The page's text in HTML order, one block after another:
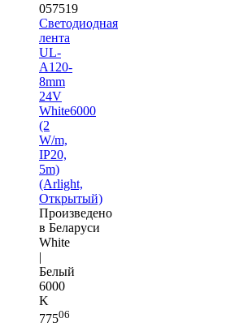
057519
Светодиодная
лента
UL-
A120-
8mm
24V
White6000
(2
W/m,
IP20,
5m)
(Arlight,
Открытый)
Произведено
в Беларуси
White
|
Белый
6000
K
77506